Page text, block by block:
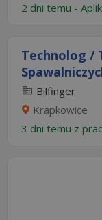
2 dni temu -
Technolog /
Bilfinger
Krapkowice
3 dni temu z